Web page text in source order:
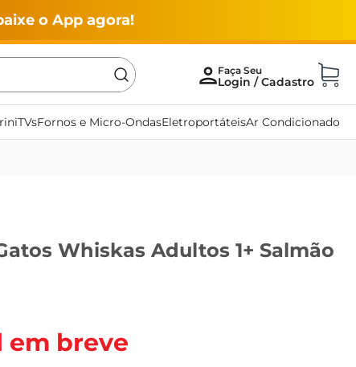
o App agora!
TVsFornos e Micro-OndasEletroportáteisAr Condicionado
Whiskas Adultos 1+ Salmão
em breve